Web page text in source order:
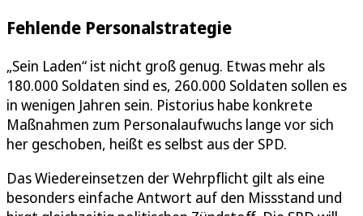
Fehlende Personalstrategie
„Sein Laden“ ist nicht groß genug. Etwas mehr als
180.000 Soldaten sind es, 260.000 Soldaten sollen es
in wenigen Jahren sein. Pistorius habe konkrete
Maßnahmen zum Personalaufwuchs lange vor sich
her geschoben, heißt es selbst aus der SPD.
Das Wiedereinsetzen der Wehrpflicht gilt als eine
besonders einfache Antwort auf den Missstand und